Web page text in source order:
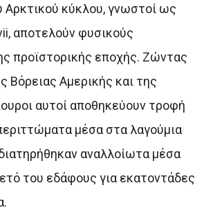
Αρκτικού κύκλου, γνωστοί ως
αποτελούν φυσικούς
προϊστορικής εποχής. Ζώντας
Βόρειας Αμερικής και της
αυτοί αποθηκεύουν τροφή
μέσα στα λαγούμια
αναλλοίωτα μέσα
του εδάφους για εκατοντάδες